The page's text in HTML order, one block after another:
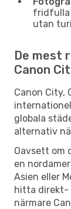
fridfulla
utan
De mest
Canon
Canon City,
globala
alternativ
Oavsett om
en
Asien eller
hitta direkt-
närmare